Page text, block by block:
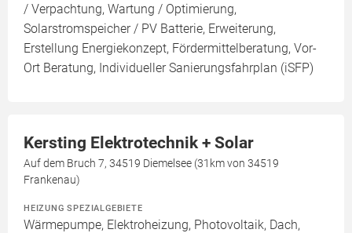
/ Verpachtung, Wartung / Optimierung,
Solarstromspeicher / PV Batterie, Erweiterung,
Erstellung Energiekonzept, Fördermittelberatung, Vor-
Ort Beratung, Individueller Sanierungsfahrplan (iSFP)
Kersting Elektrotechnik + Solar
Auf dem Bruch 7, 34519 Diemelsee (31km von 34519
Frankenau)
HEIZUNG SPEZIALGEBIETE
Wärmepumpe, Elektroheizung, Photovoltaik, Dach,